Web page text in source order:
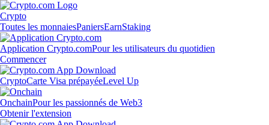
Crypto
Toutes les monnaiesPaniersEarnStaking
Application Crypto.comPour les utilisateurs du quotidien
Commencer
CryptoCarte Visa prépayéeLevel Up
OnchainPour les passionnés de Web3
Obtenir l'extension